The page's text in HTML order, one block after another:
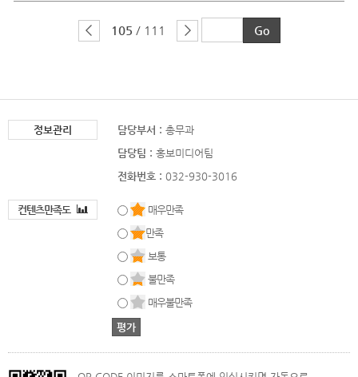
105 / 111
정보관리 담당부서 : 총무과
담당팀 : 홍보미디어팀
전화번호 : 032-930-3016
컨텐츠만족도
매우만족
만족
보통
불만족
매우불만족